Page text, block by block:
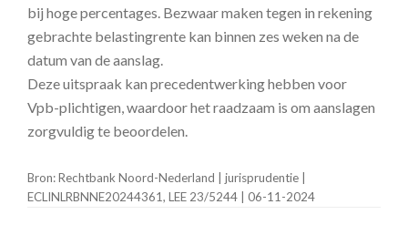
bij hoge percentages. Bezwaar maken tegen in rekening
gebrachte belastingrente kan binnen zes weken na de
datum van de aanslag.
Deze uitspraak kan precedentwerking hebben voor
Vpb-plichtigen, waardoor het raadzaam is om aanslagen
zorgvuldig te beoordelen.
Bron: Rechtbank Noord-Nederland | jurisprudentie |
ECLINLRBNNE20244361, LEE 23/5244 | 06-11-2024